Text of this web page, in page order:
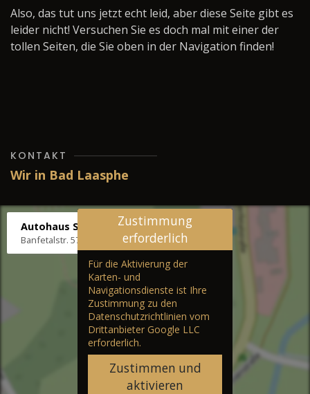
Also, das tut uns jetzt echt leid, aber diese Seite gibt es
leider nicht! Versuchen Sie es doch mal mit einer der
tollen Seiten, die Sie oben in der Navigation finden!
KONTAKT
Wir in Bad Laasphe
Autohaus Stenger
Banfetalstr. 57, 57334 Bad Laasphe
Zustimmung
erforderlich
Für die Aktivierung der
Karten- und
Navigationsdienste ist Ihre
Zustimmung zu den
Datenschutzrichtlinien vom
Drittanbieter Google LLC
erforderlich.
Zustimmen und
aktivieren